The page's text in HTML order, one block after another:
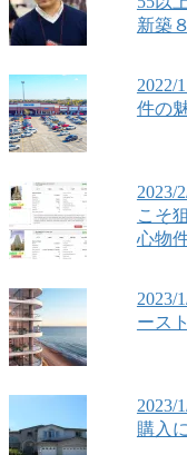
新築
2022/
件の
2023/
こそ
心物
2023/
ース
2023/
購入